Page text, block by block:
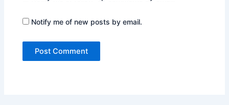
Notify me of new posts by email.